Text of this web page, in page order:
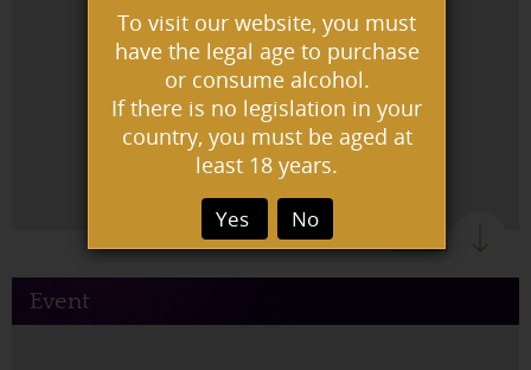
ALL NEWS
Event
To visit our website, you must
have the legal age to purchase
or consume alcohol.
If there is no legislation in your
country, you must be aged at
least 18 years.
Yes No